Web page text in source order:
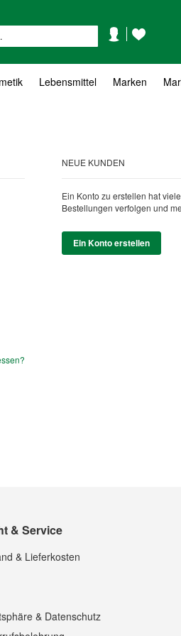
KontoWunschzettel
Lebensmittel Marken
NEUE KUNDEN
Ein Konto zu erstellen hat
Bestellungen verfolgen und
Ein Konto erstellen
& Service
& Lieferkosten
& Datenschutz